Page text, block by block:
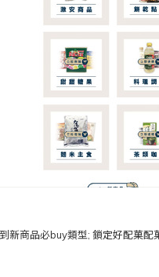
新商品必buy類型; 鎖定好配菓配